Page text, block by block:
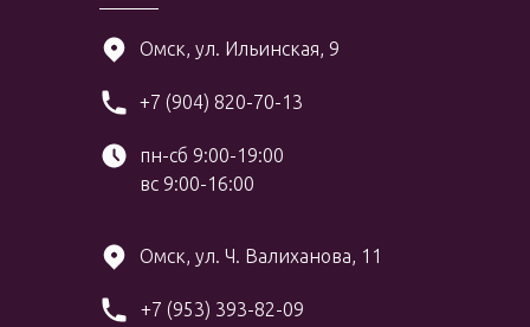
+7 (904) 820-70-13
пн-сб 9:00-19:00
вс 9:00-16:00
Омск, ул. Ильинская, 9
+7 (953) 393-82-09
Омск, ул. Ч. Валиханова, 11